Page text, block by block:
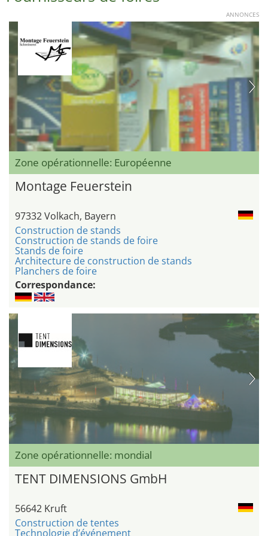
ANNONCES
Zone opérationnelle: Européenne
Montage Feuerstein
97332 Volkach, Bayern
Construction de stands
Construction de stands de foire
Stands de foire
Architecture de construction de stands
Planchers de foire
Correspondance:
Zone opérationnelle: mondial
TENT DIMENSIONS GmbH
56642 Kruft
Construction de tentes
Technologie d’événement